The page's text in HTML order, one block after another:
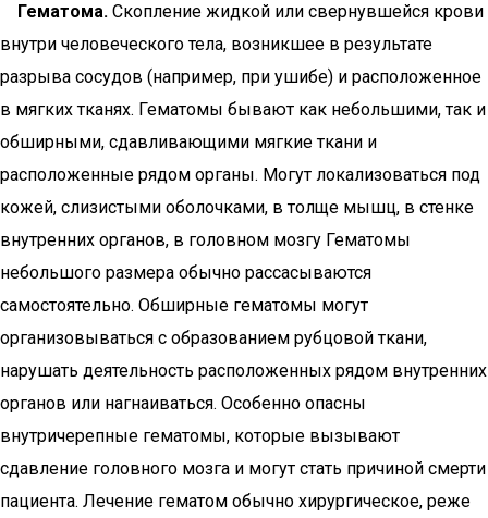
Гематома. Скопление жидкой или свернувшейся крови
внутри человеческого тела, возникшее в результате
разрыва сосудов (например, при ушибе) и расположенное
в мягких тканях. Гематомы бывают как небольшими, так и
обширными, сдавливающими мягкие ткани и
расположенные рядом органы. Могут локализоваться под
кожей, слизистыми оболочками, в толще мышц, в стенке
внутренних органов, в головном мозгу Гематомы
небольшого размера обычно рассасываются
самостоятельно. Обширные гематомы могут
организовываться с образованием рубцовой ткани,
нарушать деятельность расположенных рядом внутренних
органов или нагнаиваться. Особенно опасны
внутричерепные гематомы, которые вызывают
сдавление головного мозга и могут стать причиной смерти
пациента. Лечение гематом обычно хирургическое, реже